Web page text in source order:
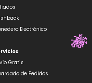
Electrónico
Gratis
de Pedidos
🎋
🎋